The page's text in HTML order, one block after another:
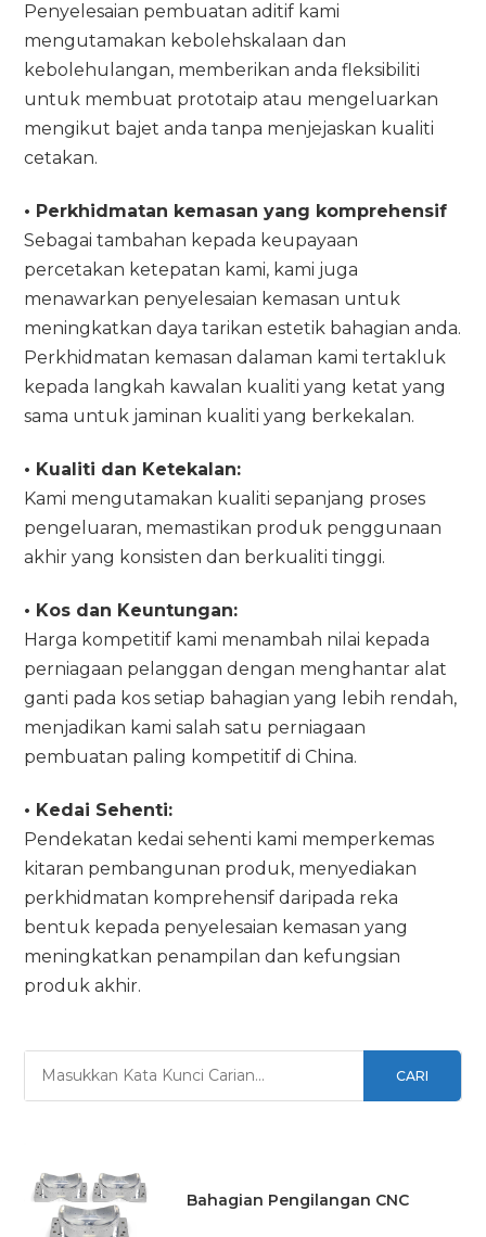
Penyelesaian pembuatan aditif kami
mengutamakan kebolehskalaan dan
kebolehulangan, memberikan anda fleksibiliti
untuk membuat prototaip atau mengeluarkan
mengikut bajet anda tanpa menjejaskan kualiti
cetakan.
• Perkhidmatan kemasan yang komprehensif
Sebagai tambahan kepada keupayaan
percetakan ketepatan kami, kami juga
menawarkan penyelesaian kemasan untuk
meningkatkan daya tarikan estetik bahagian anda.
Perkhidmatan kemasan dalaman kami tertakluk
kepada langkah kawalan kualiti yang ketat yang
sama untuk jaminan kualiti yang berkekalan.
• Kualiti dan Ketekalan:
Kami mengutamakan kualiti sepanjang proses
pengeluaran, memastikan produk penggunaan
akhir yang konsisten dan berkualiti tinggi.
• Kos dan Keuntungan:
Harga kompetitif kami menambah nilai kepada
perniagaan pelanggan dengan menghantar alat
ganti pada kos setiap bahagian yang lebih rendah,
menjadikan kami salah satu perniagaan
pembuatan paling kompetitif di China.
• Kedai Sehenti:
Pendekatan kedai sehenti kami memperkemas
kitaran pembangunan produk, menyediakan
perkhidmatan komprehensif daripada reka
bentuk kepada penyelesaian kemasan yang
meningkatkan penampilan dan kefungsian
produk akhir.
CARI
Bahagian Pengilangan CNC